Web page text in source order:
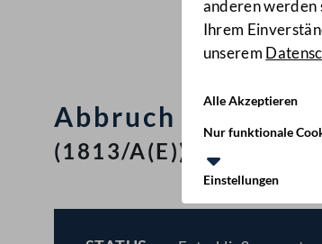
anderen werden
Ihrem
unserem
Alle Akzeptieren
Nur funktionale
Einstellungen
Abbruch der
(1813/A(E))